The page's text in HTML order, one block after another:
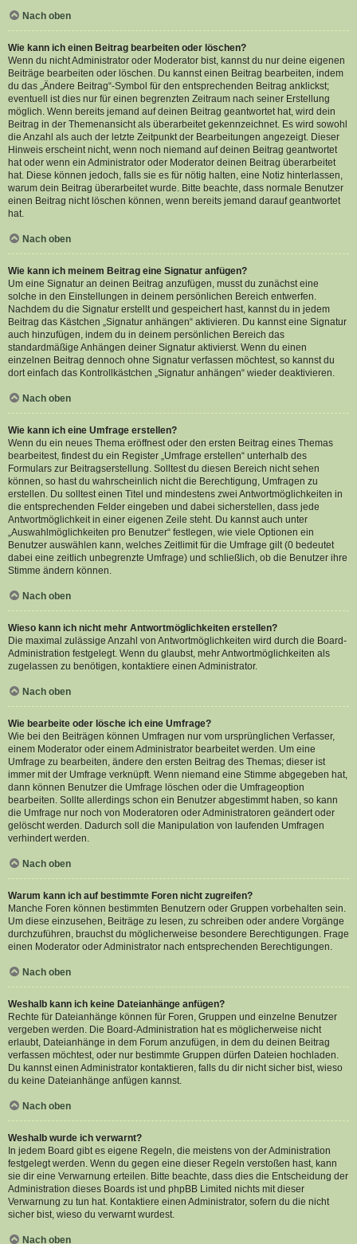
Nach oben
Wie kann ich einen Beitrag bearbeiten oder löschen?
Wenn du nicht Administrator oder Moderator bist, kannst du nur deine eigenen
Beiträge bearbeiten oder löschen. Du kannst einen Beitrag bearbeiten, indem
du das „Ändere Beitrag“-Symbol für den entsprechenden Beitrag anklickst;
eventuell ist dies nur für einen begrenzten Zeitraum nach seiner Erstellung
möglich. Wenn bereits jemand auf deinen Beitrag geantwortet hat, wird dein
Beitrag in der Themenansicht als überarbeitet gekennzeichnet. Es wird sowohl
die Anzahl als auch der letzte Zeitpunkt der Bearbeitungen angezeigt. Dieser
Hinweis erscheint nicht, wenn noch niemand auf deinen Beitrag geantwortet
hat oder wenn ein Administrator oder Moderator deinen Beitrag überarbeitet
hat. Diese können jedoch, falls sie es für nötig halten, eine Notiz hinterlassen,
warum dein Beitrag überarbeitet wurde. Bitte beachte, dass normale Benutzer
einen Beitrag nicht löschen können, wenn bereits jemand darauf geantwortet
hat.
Nach oben
Wie kann ich meinem Beitrag eine Signatur anfügen?
Um eine Signatur an deinen Beitrag anzufügen, musst du zunächst eine
solche in den Einstellungen in deinem persönlichen Bereich entwerfen.
Nachdem du die Signatur erstellt und gespeichert hast, kannst du in jedem
Beitrag das Kästchen „Signatur anhängen“ aktivieren. Du kannst eine Signatur
auch hinzufügen, indem du in deinem persönlichen Bereich das
standardmäßige Anhängen deiner Signatur aktivierst. Wenn du einen
einzelnen Beitrag dennoch ohne Signatur verfassen möchtest, so kannst du
dort einfach das Kontrollkästchen „Signatur anhängen“ wieder deaktivieren.
Nach oben
Wie kann ich eine Umfrage erstellen?
Wenn du ein neues Thema eröffnest oder den ersten Beitrag eines Themas
bearbeitest, findest du ein Register „Umfrage erstellen“ unterhalb des
Formulars zur Beitragserstellung. Solltest du diesen Bereich nicht sehen
können, so hast du wahrscheinlich nicht die Berechtigung, Umfragen zu
erstellen. Du solltest einen Titel und mindestens zwei Antwortmöglichkeiten in
die entsprechenden Felder eingeben und dabei sicherstellen, dass jede
Antwortmöglichkeit in einer eigenen Zeile steht. Du kannst auch unter
„Auswahlmöglichkeiten pro Benutzer“ festlegen, wie viele Optionen ein
Benutzer auswählen kann, welches Zeitlimit für die Umfrage gilt (0 bedeutet
dabei eine zeitlich unbegrenzte Umfrage) und schließlich, ob die Benutzer ihre
Stimme ändern können.
Nach oben
Wieso kann ich nicht mehr Antwortmöglichkeiten erstellen?
Die maximal zulässige Anzahl von Antwortmöglichkeiten wird durch die Board-
Administration festgelegt. Wenn du glaubst, mehr Antwortmöglichkeiten als
zugelassen zu benötigen, kontaktiere einen Administrator.
Nach oben
Wie bearbeite oder lösche ich eine Umfrage?
Wie bei den Beiträgen können Umfragen nur vom ursprünglichen Verfasser,
einem Moderator oder einem Administrator bearbeitet werden. Um eine
Umfrage zu bearbeiten, ändere den ersten Beitrag des Themas; dieser ist
immer mit der Umfrage verknüpft. Wenn niemand eine Stimme abgegeben hat,
dann können Benutzer die Umfrage löschen oder die Umfrageoption
bearbeiten. Sollte allerdings schon ein Benutzer abgestimmt haben, so kann
die Umfrage nur noch von Moderatoren oder Administratoren geändert oder
gelöscht werden. Dadurch soll die Manipulation von laufenden Umfragen
verhindert werden.
Nach oben
Warum kann ich auf bestimmte Foren nicht zugreifen?
Manche Foren können bestimmten Benutzern oder Gruppen vorbehalten sein.
Um diese einzusehen, Beiträge zu lesen, zu schreiben oder andere Vorgänge
durchzuführen, brauchst du möglicherweise besondere Berechtigungen. Frage
einen Moderator oder Administrator nach entsprechenden Berechtigungen.
Nach oben
Weshalb kann ich keine Dateianhänge anfügen?
Rechte für Dateianhänge können für Foren, Gruppen und einzelne Benutzer
vergeben werden. Die Board-Administration hat es möglicherweise nicht
erlaubt, Dateianhänge in dem Forum anzufügen, in dem du deinen Beitrag
verfassen möchtest, oder nur bestimmte Gruppen dürfen Dateien hochladen.
Du kannst einen Administrator kontaktieren, falls du dir nicht sicher bist, wieso
du keine Dateianhänge anfügen kannst.
Nach oben
Weshalb wurde ich verwarnt?
In jedem Board gibt es eigene Regeln, die meistens von der Administration
festgelegt werden. Wenn du gegen eine dieser Regeln verstoßen hast, kann
sie dir eine Verwarnung erteilen. Bitte beachte, dass dies die Entscheidung der
Administration dieses Boards ist und phpBB Limited nichts mit dieser
Verwarnung zu tun hat. Kontaktiere einen Administrator, sofern du die nicht
sicher bist, wieso du verwarnt wurdest.
Nach oben